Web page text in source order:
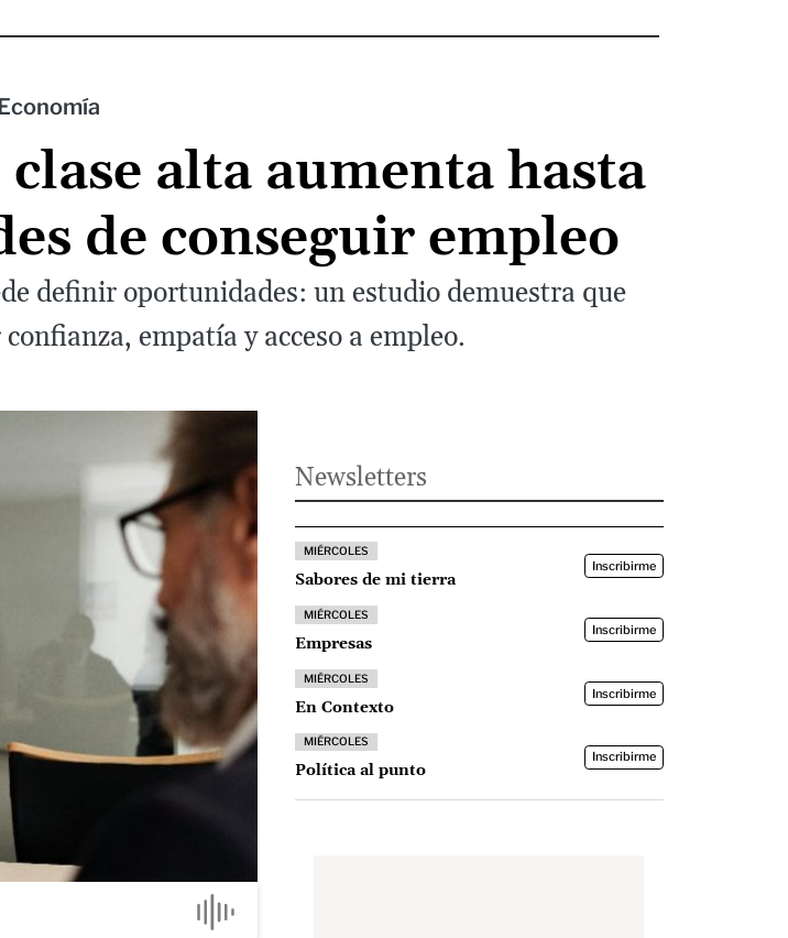
alta aumenta hasta
de conseguir empleo
definir oportunidades: un estudio demuestra que
empatía y acceso a empleo.
Newsletters
MIÉRCOLES
Sabores de mi tierra
Inscribirme
MIÉRCOLES
Empresas
Inscribirme
MIÉRCOLES
En Contexto
Inscribirme
MIÉRCOLES
Política al punto
Inscribirme